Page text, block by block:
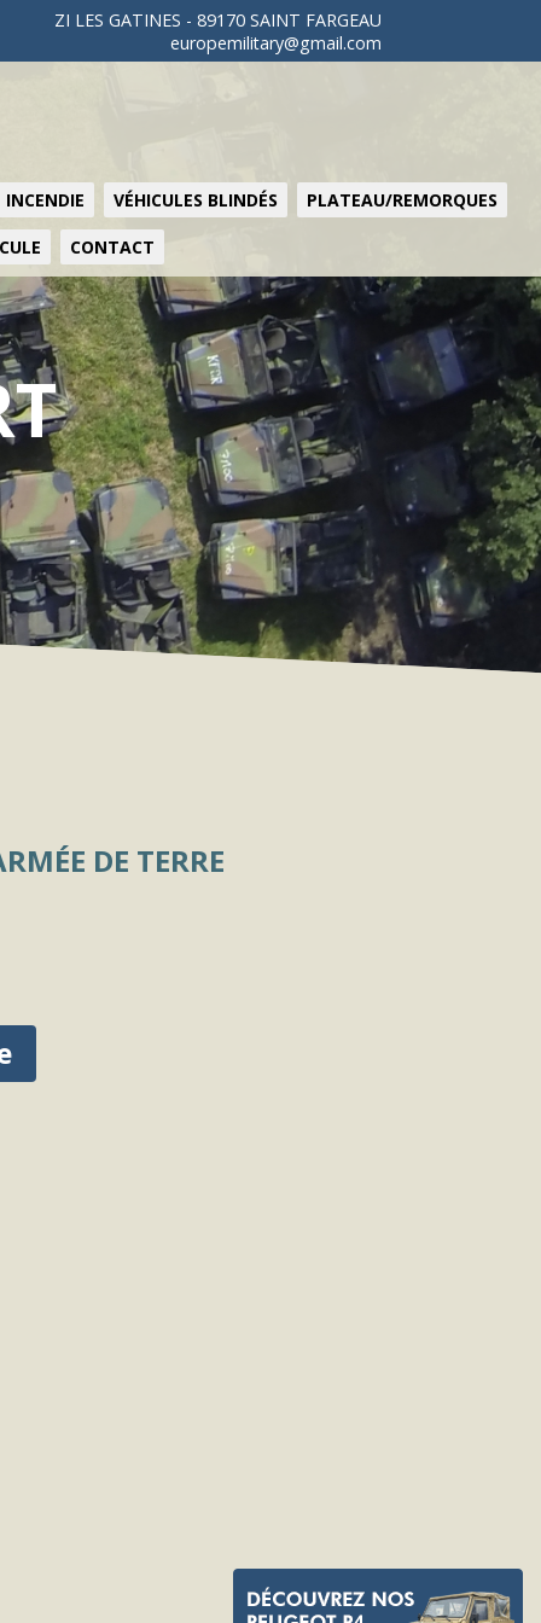
ZI LES GATINES - 89170 SAINT FARGEAU
europemilitary@gmail.com
INCENDIE VÉHICULES BLINDÉS PLATEAU/REMORQUES
CONTACT
DE TERRE